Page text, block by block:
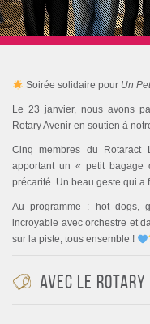
Soirée solidaire pour Un
Le 23 janvier, nous avons
Rotary Avenir en soutien à
Cinq membres du Rotaract
apportant un « petit bagage
précarité. Un beau geste qui
Au programme : hot dogs,
incroyable avec orchestre et
sur la piste, tous ensemble !
Avec le rotary